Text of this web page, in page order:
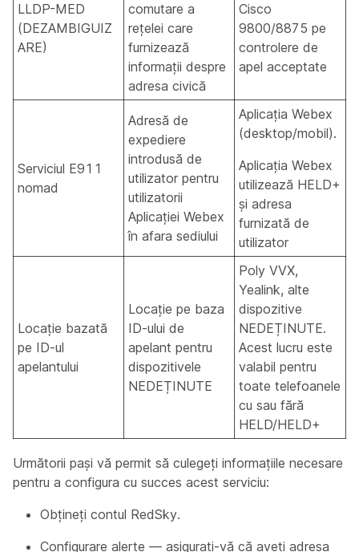
LLDP-MED
(DEZAMBIGUIZ
ARE)
comutare a
rețelei care
furnizează
informații despre
adresa civică
Cisco
9800/8875 pe
controlere de
apel acceptate
Serviciul E911
nomad
Adresă de
expediere
introdusă de
utilizator pentru
utilizatorii
Aplicației Webex
în afara sediului
Aplicația Webex
(desktop/mobil).
Aplicația Webex
utilizează HELD+
și adresa
furnizată de
utilizator
Locație bazată
pe ID-ul
apelantului
Locație pe baza
ID-ului de
apelant pentru
dispozitivele
NEDEȚINUTE
Poly VVX,
Yealink, alte
dispozitive
NEDEȚINUTE.
Acest lucru este
valabil pentru
toate telefoanele
cu sau fără
HELD/HELD+
Următorii pași vă permit să culegeți informațiile necesare
pentru a configura cu succes acest serviciu:
Obțineți contul RedSky.
Configurare alerte — asigurați-vă că aveți adresa